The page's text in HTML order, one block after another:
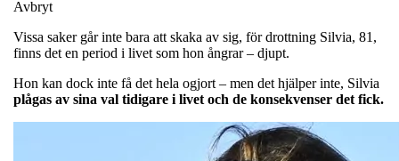
Avbryt
Vissa saker går inte bara att skaka av sig, för drottning Silvia, 81,
finns det en period i livet som hon ångrar – djupt.
Hon kan dock inte få det hela ogjort – men det hjälper inte, Silvia
plågas av sina val tidigare i livet och de konsekvenser det fick.